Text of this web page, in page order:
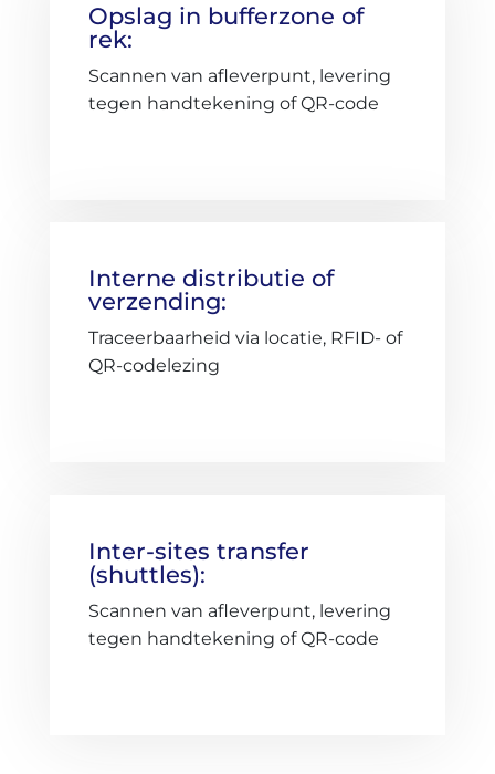
Opslag in bufferzone of
rek:
Scannen van afleverpunt, levering
tegen handtekening of QR-code
Interne distributie of
verzending:
Traceerbaarheid via locatie, RFID- of
QR-codelezing
Inter-sites transfer
(shuttles):
Scannen van afleverpunt, levering
tegen handtekening of QR-code